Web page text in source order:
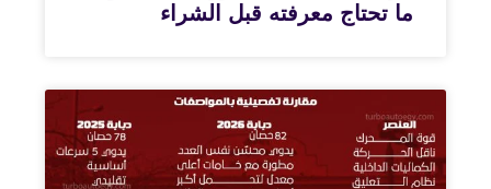
ما تحتاج معرفته قبل الشراء